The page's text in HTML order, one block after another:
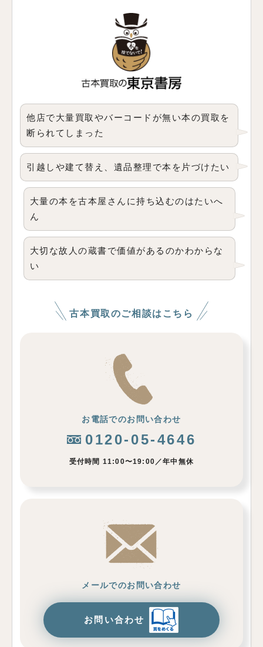
他店で大量買取やバーコードが無い本の買取を
断られてしまった
引越しや建て替え、遺品整理で本を片づけたい
大量の本を古本屋さんに持ち込むのはたいへ
ん
大切な故人の蔵書で価値があるのかわからな
い
古本買取のご相談はこちら
お電話でのお問い合わせ
0120-05-4646
受付時間 11:00〜19:00／年中無休
メールでのお問い合わせ
お問い合わせ